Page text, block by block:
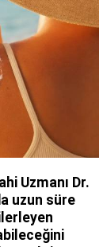
Uzmanı Dr.
uzun süre